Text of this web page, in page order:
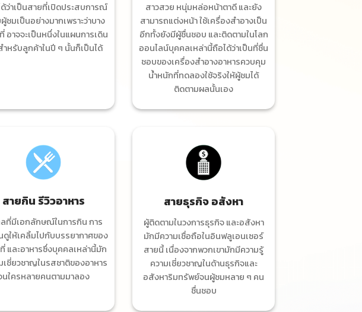
ด้ว่าเป็นสายที่เปิดประสบการณ์
ชมเป็นอย่างมากเพราะว่าบาง
อาจจะเป็นหนึ่งในแผนการเดิน
ำหรับลูกค้าในปี ๆ นั้นก็เป็นได้
สาวสวย หนุ่มหล่อหน้าตาดี และยัง
สามารถแต่งหน้า ใช้เครื่องสำอางเป็น
อีกทั้งยังมีผู้ชื่นชอบ และติดตามในโลก
ออนไลน์บุคคลเหล่านี้ถือได้ว่าเป็นที่ชื่น
ชอบของเครื่องสำอางอาหารควบคุม
น้ำหนักที่ทดลองใช้จริงให้ผู้ชมได้
ติดตามผลนั้นเอง
สายกิน รีวิวอาหาร
ที่มีเอกลักษณ์ในการกิน การ
ดูให้เคลิ้มไปกับบรรยากาศของ
และอาหารซึ่งบุคคลเหล่านี้มัก
เชี่ยวชาญในรสชาติของอาหาร
นใครหลายคนตามมาลอง
สายธุรกิจ อสังหา
ผู้ติดตามในวงการธุรกิจ และอสังหา
มักมีความเชื่อถือในอินฟลูเอนเซอร์
สายนี้ เนื่องจากพวกเขามักมีความรู้
ความเชี่ยวชาญในด้านธุรกิจและ
อสังหาริมทรัพย์จนผู้ชมหลาย ๆ คน
ชื่นชอบ